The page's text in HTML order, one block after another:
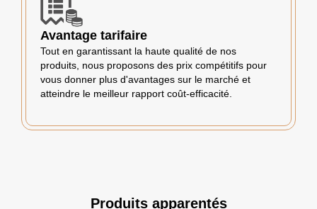
Avantage tarifaire
Tout en garantissant la haute qualité de nos
produits, nous proposons des prix compétitifs pour
vous donner plus d'avantages sur le marché et
atteindre le meilleur rapport coût-efficacité.
Produits apparentés